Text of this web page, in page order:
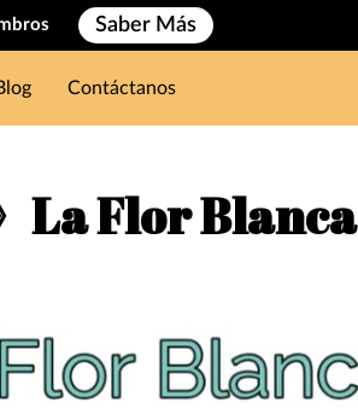
Saber Más
Contáctanos
La Flor Blanca